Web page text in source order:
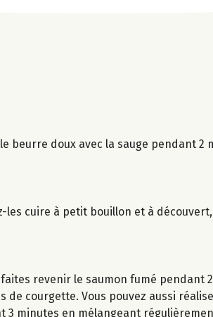
beurre doux avec la sauge pendant 2
les cuire à petit bouillon et à
revenir le saumon fumé pendant
de courgette. Vous pouvez aussi
minutes en mélangeant